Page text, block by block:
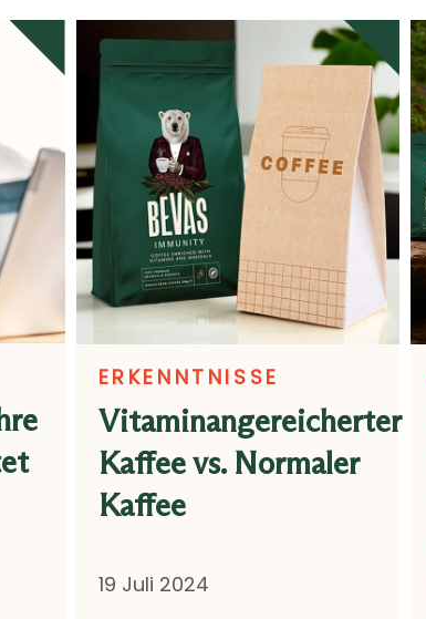
ERKENNTNISSE
Vitaminangereicherter
Kaffee vs. Normaler
Kaffee
19 Juli 2024